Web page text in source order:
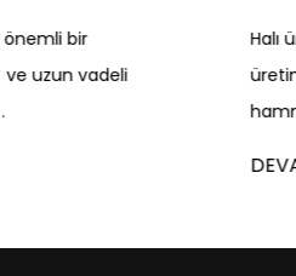
Halı üretim endüstrisi,
üretim elde etmek için
hammaddelere